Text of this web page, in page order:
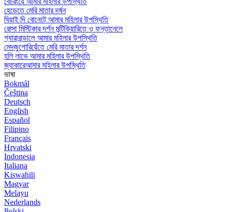
হেডেতে মেরি মাতার দর্ষন
ঘিয়াই দি বোনেটে আমার মহিলার উপস্থিতি
রোসা মিস্টিকার দর্শন মন্টিকিয়ারিতে ও ফন্তানেলে
গ্যারাবান্ডালে আমার মহিলার উপস্থিতি
মেদজুগোরিয়েঁতে মেরি মাতার দর্শন
হলি লাভে আমার মহিলার উপস্থিতি
জ্যাকারেআমার মহিলার উপস্থিতি
ভাষা
Bokmål
Čeština
Deutsch
English
Español
Filipino
Français
Hrvatski
Indonesia
Italiana
Kiswahili
Magyar
Melayu
Nederlands